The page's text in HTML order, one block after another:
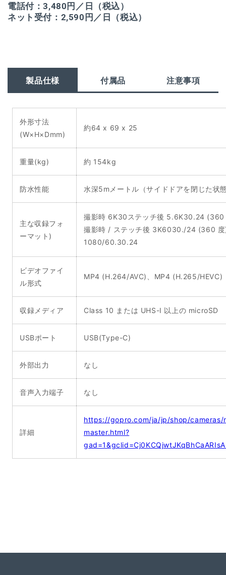
電話付：3,480円／日（税込）
ネット受付：2,590円／日（税込）
製品仕様 付属品 注意事項
外形寸法
(W×H×Dmm)
約64 x 69 x 25
重量(kg) 約 154kg
防水性能 水深5mメートル（サイドドアを閉じた状
主な収録フォ
ーマット)
撮影時 6K30ステッチ後 5.6K30.24 (360
撮影時 / ステッチ後 3K6030./24 (360
1080/60.30.24
ビデオファイ
ル形式
MP4 (H.264/AVC)、MP4 (H.265/HEVC)
収録メディア Class 10 または UHS-I 以上の microSD
USBポート USB(Type-C)
外部出力 なし
音声入力端子 なし
詳細
https://gopro.com/ja/jp/shop/cameras/
master.html?